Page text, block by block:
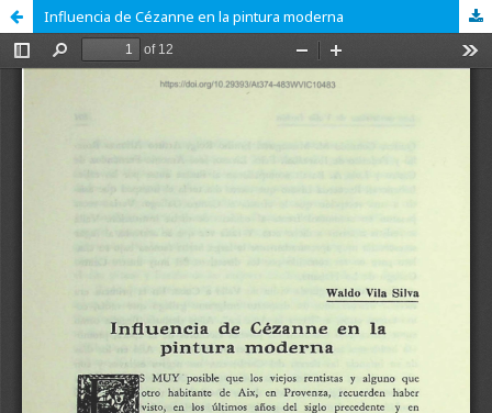
Influencia de Cézanne en la pintura moderna